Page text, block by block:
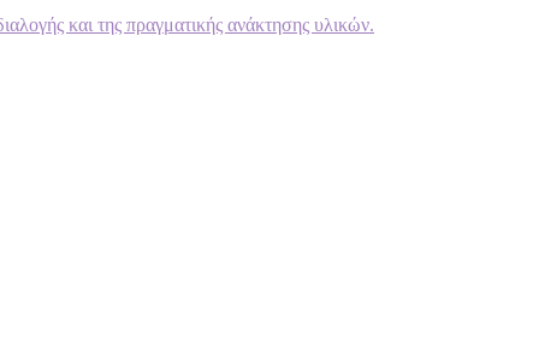
και της πραγματικής ανάκτησης υλικών.